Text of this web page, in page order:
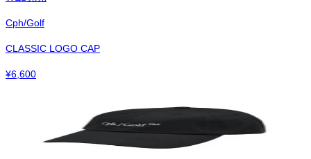
Cph/Golf
CLASSIC LOGO CAP
¥6,600